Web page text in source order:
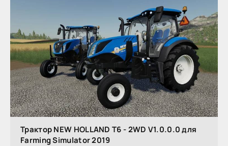
Трактор NEW HOLLAND T6 - 2WD V1.0.0.0 для
Farming Simulator 2019